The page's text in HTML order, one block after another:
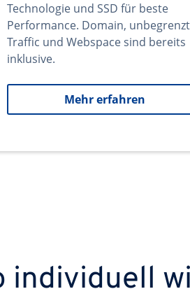
Technologie und SSD für beste
Performance. Domain,
Traffic und Webspace sind bereits
inklusive.
Mehr erfahren
individuell